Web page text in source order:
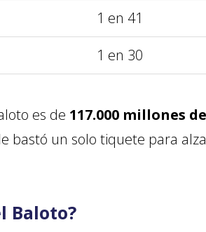
1 en 41
1 en 30
es de 117.000 millones
bastó un solo tiquete para
Baloto?